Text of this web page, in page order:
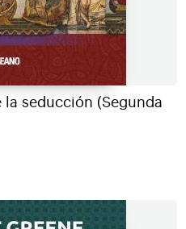
la seducción (Segunda